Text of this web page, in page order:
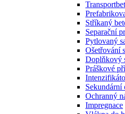
Stříkaný
Separační
Pytlovaný
Ošetřování
Doplňkový
Práškové
Sekundární
Ochranný
Impregnace